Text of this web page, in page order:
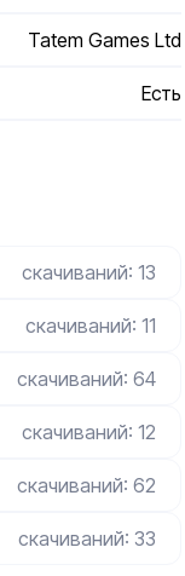
Tatem Games Ltd
Есть
скачиваний: 13
скачиваний: 11
скачиваний: 64
скачиваний: 12
скачиваний: 62
скачиваний: 33